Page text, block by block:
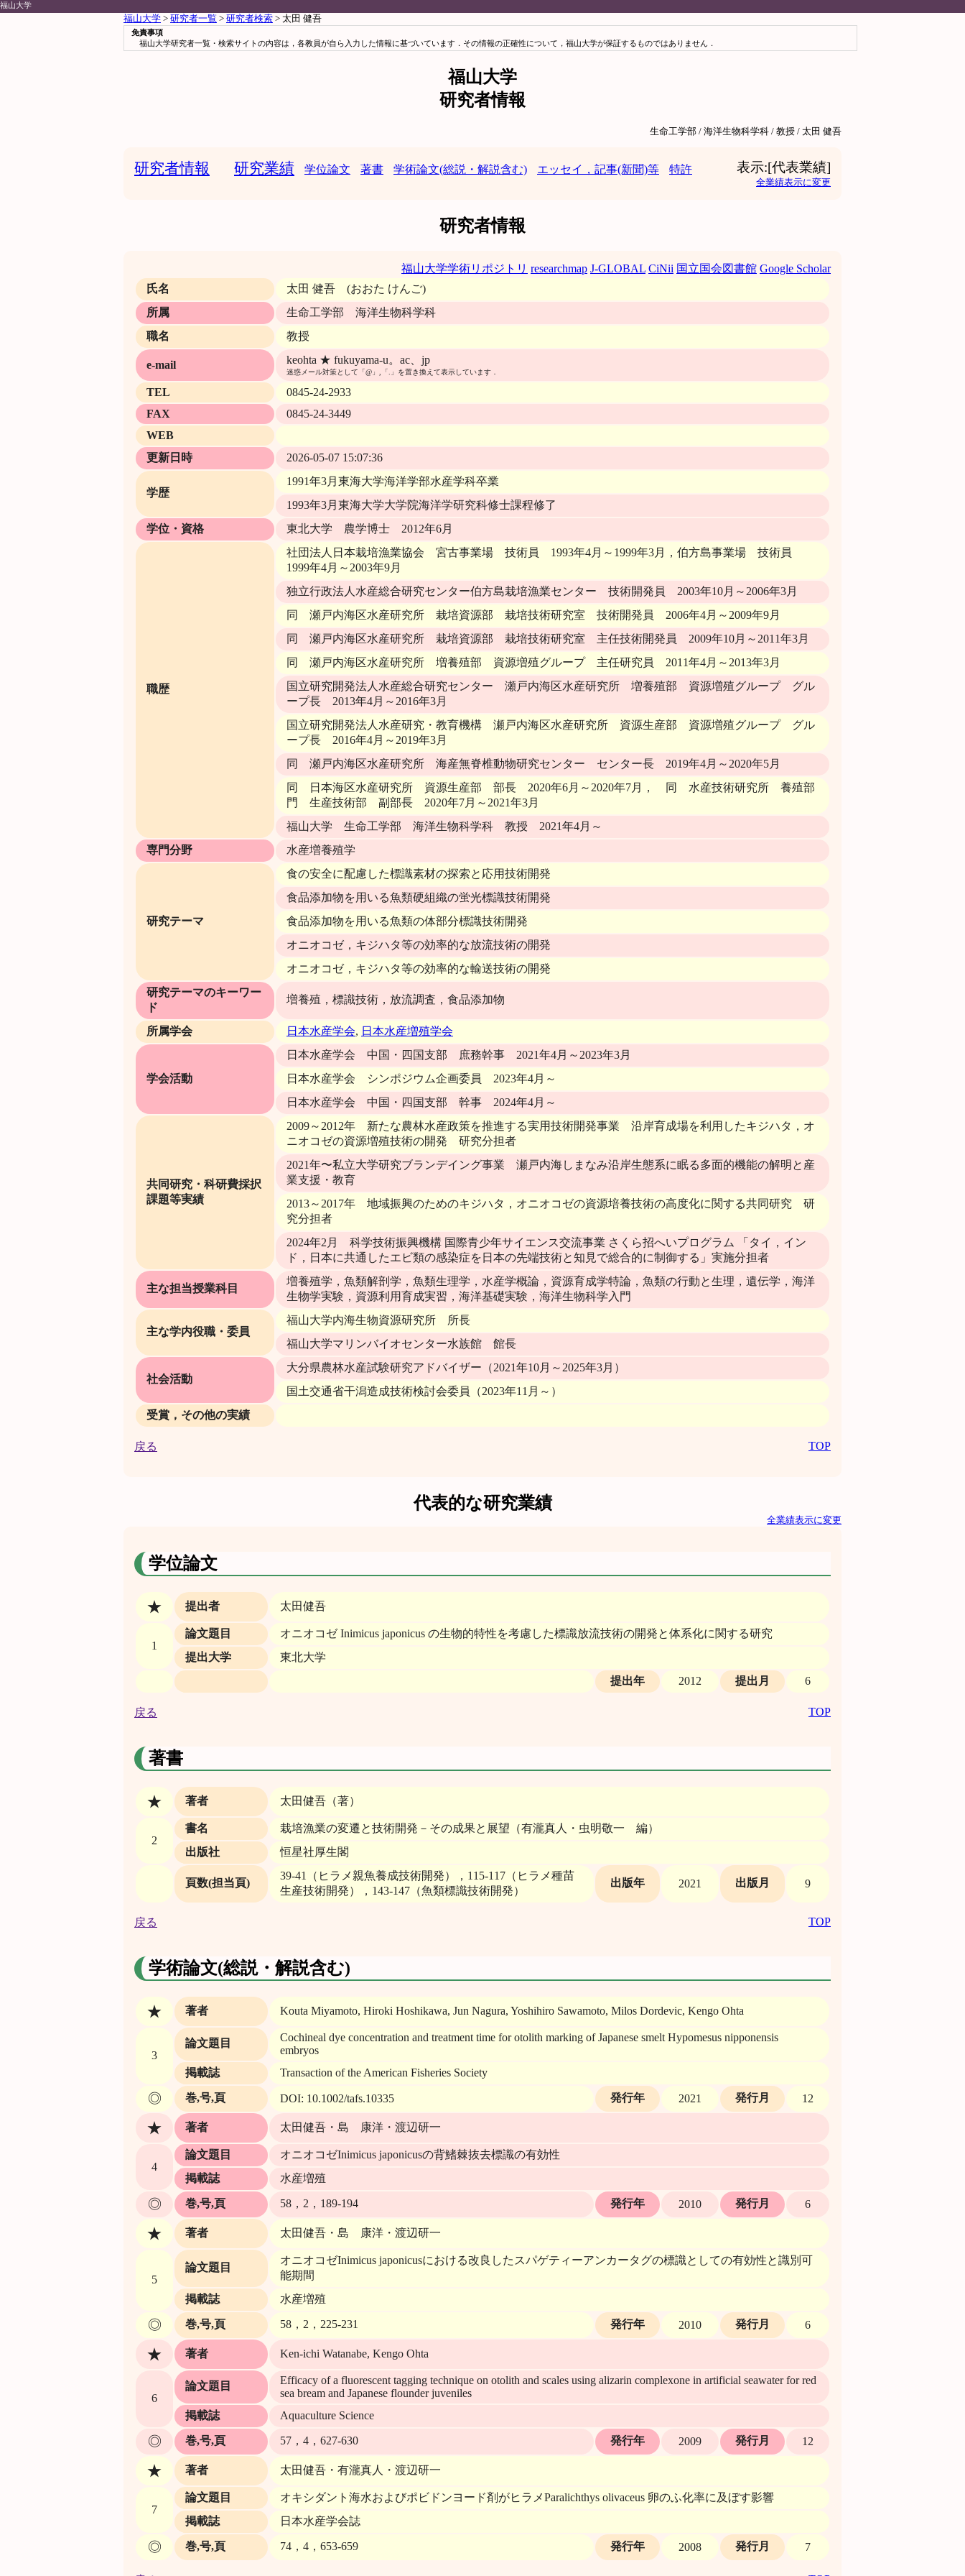
福山大学
福山大学 > 研究者一覧 > 研究者検索 > 太田 健吾
免責事項
福山大学研究者一覧・検索サイトの内容は，各教員が自ら入力した情報に基づいています．その情報の正確性について，福山大学が保証するものではありません．
福山大学
研究者情報
生命工学部 / 海洋生物科学科 / 教授 / 太田 健吾
研究者情報 研究業績 学位論文 著書 学術論文(総説・解説含む) エッセイ，記事(新聞)等 特許 表示:[代表業績]
全業績表示に変更
研究者情報
福山大学学術リポジトリ researchmap J-GLOBAL CiNii 国立国会図書館 Google Scholar
氏名
太田 健吾 (おおた けんご)
所属
生命工学部 海洋生物科学科
職名
教授
e-mail keohta ★ fukuyama-u。ac、jp
迷惑メール対策として「@」,「.」を置き換えて表示しています．
TEL
0845-24-2933
FAX
0845-24-3449
WEB
更新日時
2026-05-07 15:07:36
学歴
1991年3月東海大学海洋学部水産学科卒業
1993年3月東海大学大学院海洋学研究科修士課程修了
学位・資格
東北大学 農学博士 2012年6月
職歴
社団法人日本栽培漁業協会 宮古事業場 技術員 1993年4月～1999年3月，伯方島事業場 技術員
1999年4月～2003年9月
独立行政法人水産総合研究センター伯方島栽培漁業センター 技術開発員 2003年10月～2006年3月
同 瀬戸内海区水産研究所 栽培資源部 栽培技術研究室 技術開発員 2006年4月～2009年9月
同 瀬戸内海区水産研究所 栽培資源部 栽培技術研究室 主任技術開発員 2009年10月～2011年3月
同 瀬戸内海区水産研究所 増養殖部 資源増殖グループ 主任研究員 2011年4月～2013年3月
国立研究開発法人水産総合研究センター 瀬戸内海区水産研究所 増養殖部 資源増殖グループ グル
ープ長 2013年4月～2016年3月
国立研究開発法人水産研究・教育機構 瀬戸内海区水産研究所 資源生産部 資源増殖グループ グル
ープ長 2016年4月～2019年3月
同 瀬戸内海区水産研究所 海産無脊椎動物研究センター センター長 2019年4月～2020年5月
同 日本海区水産研究所 資源生産部 部長 2020年6月～2020年7月， 同 水産技術研究所 養殖部
門 生産技術部 副部長 2020年7月～2021年3月
福山大学 生命工学部 海洋生物科学科 教授 2021年4月～
専門分野
水産増養殖学
研究テーマ
食の安全に配慮した標識素材の探索と応用技術開発
食品添加物を用いる魚類硬組織の蛍光標識技術開発
食品添加物を用いる魚類の体部分標識技術開発
オニオコゼ，キジハタ等の効率的な放流技術の開発
オニオコゼ，キジハタ等の効率的な輸送技術の開発
研究テーマのキーワー
ド
増養殖，標識技術，放流調査，食品添加物
所属学会 日本水産学会, 日本水産増殖学会
学会活動
日本水産学会 中国・四国支部 庶務幹事 2021年4月～2023年3月
日本水産学会 シンポジウム企画委員 2023年4月～
日本水産学会 中国・四国支部 幹事 2024年4月～
共同研究・科研費採択
課題等実績
2009～2012年 新たな農林水産政策を推進する実用技術開発事業 沿岸育成場を利用したキジハタ，オ
ニオコゼの資源増殖技術の開発 研究分担者
2021年〜私立大学研究ブランデイング事業 瀬戸内海しまなみ沿岸生態系に眠る多面的機能の解明と産
業支援・教育
2013～2017年 地域振興のためのキジハタ，オニオコゼの資源培養技術の高度化に関する共同研究 研
究分担者
2024年2月 科学技術振興機構 国際青少年サイエンス交流事業 さくら招へいプログラム 「タイ，イン
ド，日本に共通したエビ類の感染症を日本の先端技術と知見で総合的に制御する」実施分担者
主な担当授業科目
増養殖学，魚類解剖学，魚類生理学，水産学概論，資源育成学特論，魚類の行動と生理，遺伝学，海洋
生物学実験，資源利用育成実習，海洋基礎実験，海洋生物科学入門
主な学内役職・委員
福山大学内海生物資源研究所 所長
福山大学マリンバイオセンター水族館 館長
社会活動
大分県農林水産試験研究アドバイザー（2021年10月～2025年3月）
国土交通省干潟造成技術検討会委員（2023年11月～）
受賞，その他の実績
戻る TOP
代表的な研究業績
全業績表示に変更
学位論文
★ 提出者 太田健吾
1
論文題目
オニオコゼ Inimicus japonicus の生物的特性を考慮した標識放流技術の開発と体系化に関する研究
提出大学
東北大学
提出年
2012 提出月 6
戻る TOP
著書
★ 著者 太田健吾（著）
2
書名
栽培漁業の変遷と技術開発－その成果と展望（有瀧真人・虫明敬一 編）
出版社
恒星社厚生閣
頁数(担当頁)
39-41（ヒラメ親魚養成技術開発），115-117（ヒラメ種苗
生産技術開発），143-147（魚類標識技術開発）
出版年 2021 出版月 9
戻る TOP
学術論文(総説・解説含む)
★ 著者 Kouta Miyamoto, Hiroki Hoshikawa, Jun Nagura, Yoshihiro Sawamoto, Milos Dordevic, Kengo Ohta
3
論文題目
Cochineal dye concentration and treatment time for otolith marking of Japanese smelt Hypomesus nipponensis
embryos
掲載誌
Transaction of the American Fisheries Society
◎ 巻,号,頁 DOI: 10.1002/tafs.10335 発行年 2021 発行月 12
★ 著者 太田健吾・島 康洋・渡辺研一
4
論文題目
オニオコゼInimicus japonicusの背鰭棘抜去標識の有効性
掲載誌
水産増殖
◎ 巻,号,頁 58，2，189-194 発行年 2010 発行月 6
★ 著者 太田健吾・島 康洋・渡辺研一
5
論文題目
オニオコゼInimicus japonicusにおける改良したスパゲティーアンカータグの標識としての有効性と識別可
能期間
掲載誌
水産増殖
◎ 巻,号,頁 58，2，225-231 発行年 2010 発行月 6
★ 著者 Ken-ichi Watanabe, Kengo Ohta
6
論文題目
Efficacy of a fluorescent tagging technique on otolith and scales using alizarin complexone in artificial seawater for red
sea bream and Japanese flounder juveniles
掲載誌
Aquaculture Science
◎ 巻,号,頁 57，4，627-630 発行年 2009 発行月 12
★ 著者 太田健吾・有瀧真人・渡辺研一
7
論文題目
オキシダント海水およびポビドンヨード剤がヒラメParalichthys olivaceus 卵のふ化率に及ぼす影響
掲載誌
日本水産学会誌
◎ 巻,号,頁 74，4，653-659 発行年 2008 発行月 7